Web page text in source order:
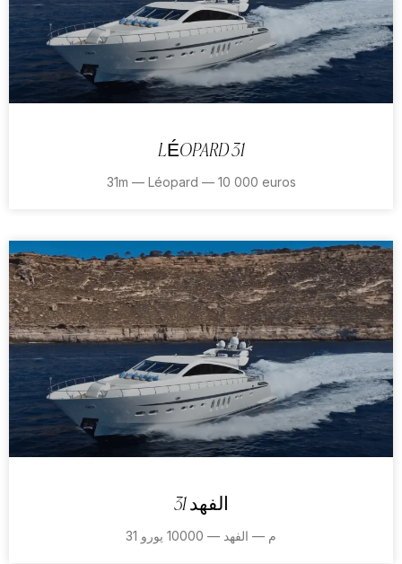
LÉOPARD 31
31m — Léopard — 10 000 euros
الفهد 31
31 م — الفهد — 10000 يورو